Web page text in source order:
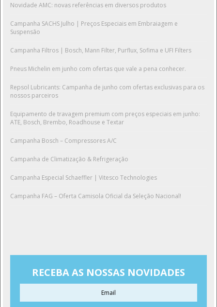
Novidade AMC: novas referências em diversos produtos
Campanha SACHS Julho | Preços Especiais em Embraiagem e
Suspensão
Campanha Filtros | Bosch, Mann Filter, Purflux, Sofima e UFI Filters
Pneus Michelin em junho com ofertas que vale a pena conhecer.
Repsol Lubricants: Campanha de junho com ofertas exclusivas para os
nossos parceiros
Equipamento de travagem premium com preços especiais em junho:
ATE, Bosch, Brembo, Roadhouse e Textar
Campanha Bosch – Compressores A/C
Campanha de Climatização & Refrigeração
Campanha Especial Schaeffler | Vitesco Technologies
Campanha FAG – Oferta Camisola Oficial da Seleção Nacional!
RECEBA AS NOSSAS NOVIDADES